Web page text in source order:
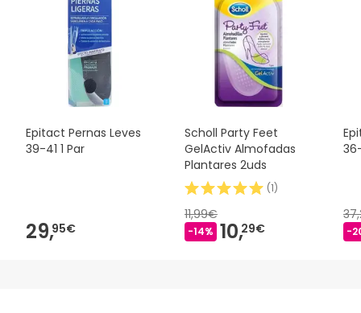
Epitact Pernas Leves
39-41 1 Par
29,95€
Scholl Party Feet
GelActiv Almofadas
Plantares 2uds
(1)
11,99€
-14% 10,29€ -